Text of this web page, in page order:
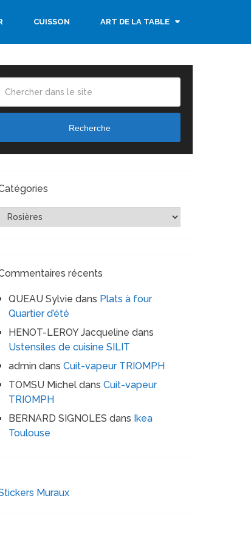
CUISSON ART DE LA TABLE
Recherche
Catégories
récents
QUEAU Sylvie dans Plats à four
Quartier d’été
HENOT-LEROY Jacqueline dans
Ustensiles de cuisine SILIT
admin dansCuit-vapeur TRIOMPH
TOMSU Michel dansCuit-vapeur
TRIOMPH
BERNARD SIGNOLES dans Ikea
Toulouse
Muraux